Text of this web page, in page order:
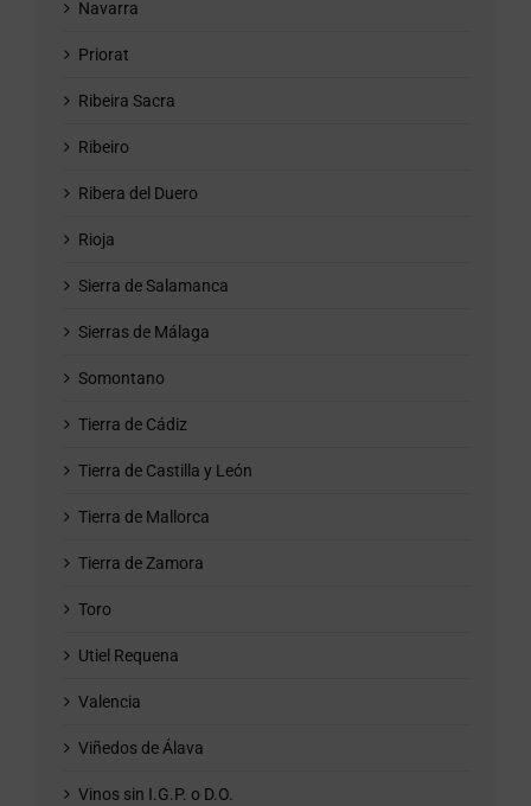
Navarra
Priorat
Ribeira Sacra
Ribeiro
Ribera del Duero
Rioja
Sierra de Salamanca
Sierras de Málaga
Somontano
Tierra de Cádiz
Tierra de Castilla y León
Tierra de Mallorca
Tierra de Zamora
Toro
Utiel Requena
Valencia
Viñedos de Álava
Vinos sin I.G.P. o D.O.